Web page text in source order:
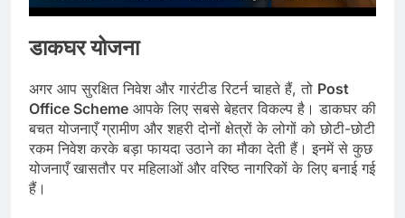
डाकघर योजना
अगर आप सुरक्षित निवेश और गारंटीड रिटर्न चाहते हैं, तो Post
Office Scheme आपके लिए सबसे बेहतर विकल्प है। डाकघर की
बचत योजनाएँ ग्रामीण और शहरी दोनों क्षेत्रों के लोगों को छोटी-छोटी
रकम निवेश करके बड़ा फायदा उठाने का मौका देती हैं। इनमें से कुछ
योजनाएँ खासतौर पर महिलाओं और वरिष्ठ नागरिकों के लिए बनाई गई
हैं।